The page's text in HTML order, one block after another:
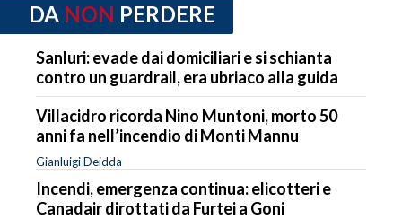
DA NON PERDERE
Sanluri: evade dai domiciliari e si schianta
contro un guardrail, era ubriaco alla guida
Villacidro ricorda Nino Muntoni, morto 50
anni fa nell’incendio di Monti Mannu
Gianluigi Deidda
Incendi, emergenza continua: elicotteri e
Canadair dirottati da Furtei a Goni